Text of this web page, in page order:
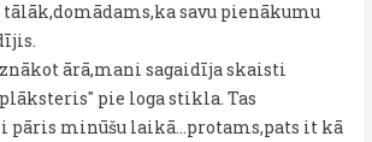
tālāk,domādams,ka savu pienākumu
ārā,mani sagaidīja skaisti
pie loga stikla. Tas
pāris minūšu laikā...protams,pats it kā